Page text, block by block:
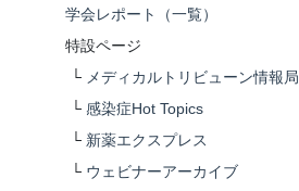
学会レポート（一覧）
特設ページ
└ メディカルトリビューン情報局
└ 感染症Hot Topics
└ 新薬エクスプレス
└ ウェビナーアーカイブ